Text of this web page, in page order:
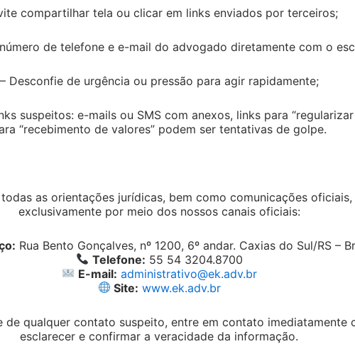
a 2, a maioria do Plenário concluiu que a
de sigilo bancário, mas a transferência de
que têm o dever de preservar o sigilo dos
já havia sido julgado improcedente em
ingressou com recurso no TRF-3
ilegalidade da quebra de seu sigilo bancário
de prova ilícita para embasar a
desembargadora federal Consuelo
especial atenção à administração
funcionamento do Estado, uma vez que é a
manutenção.
individuais, nos quais está incluída a
de caráter absoluto, cedendo, em razão
entre as próprias liberdades
compartilhar tela ou clicar em links enviados por terceiros;
de telefone e e-mail do advogado diretamente com o
– Desconfie de urgência ou pressão para agir rapidamente;
suspeitos: e-mails ou SMS com anexos, links para
“recebimento de valores” podem ser tentativas de golpe.
as orientações jurídicas, bem como comunicações
exclusivamente por meio dos nossos canais oficiais:
Rua Bento Gonçalves, nº 1200, 6º andar. Caxias do Sul/RS –
Telefone: 55 54 3204.8700
E-mail: administrativo@ek.adv.br
Site: www.ek.adv.br
de qualquer contato suspeito, entre em contato imediatamente
esclarecer e confirmar a veracidade da informação.